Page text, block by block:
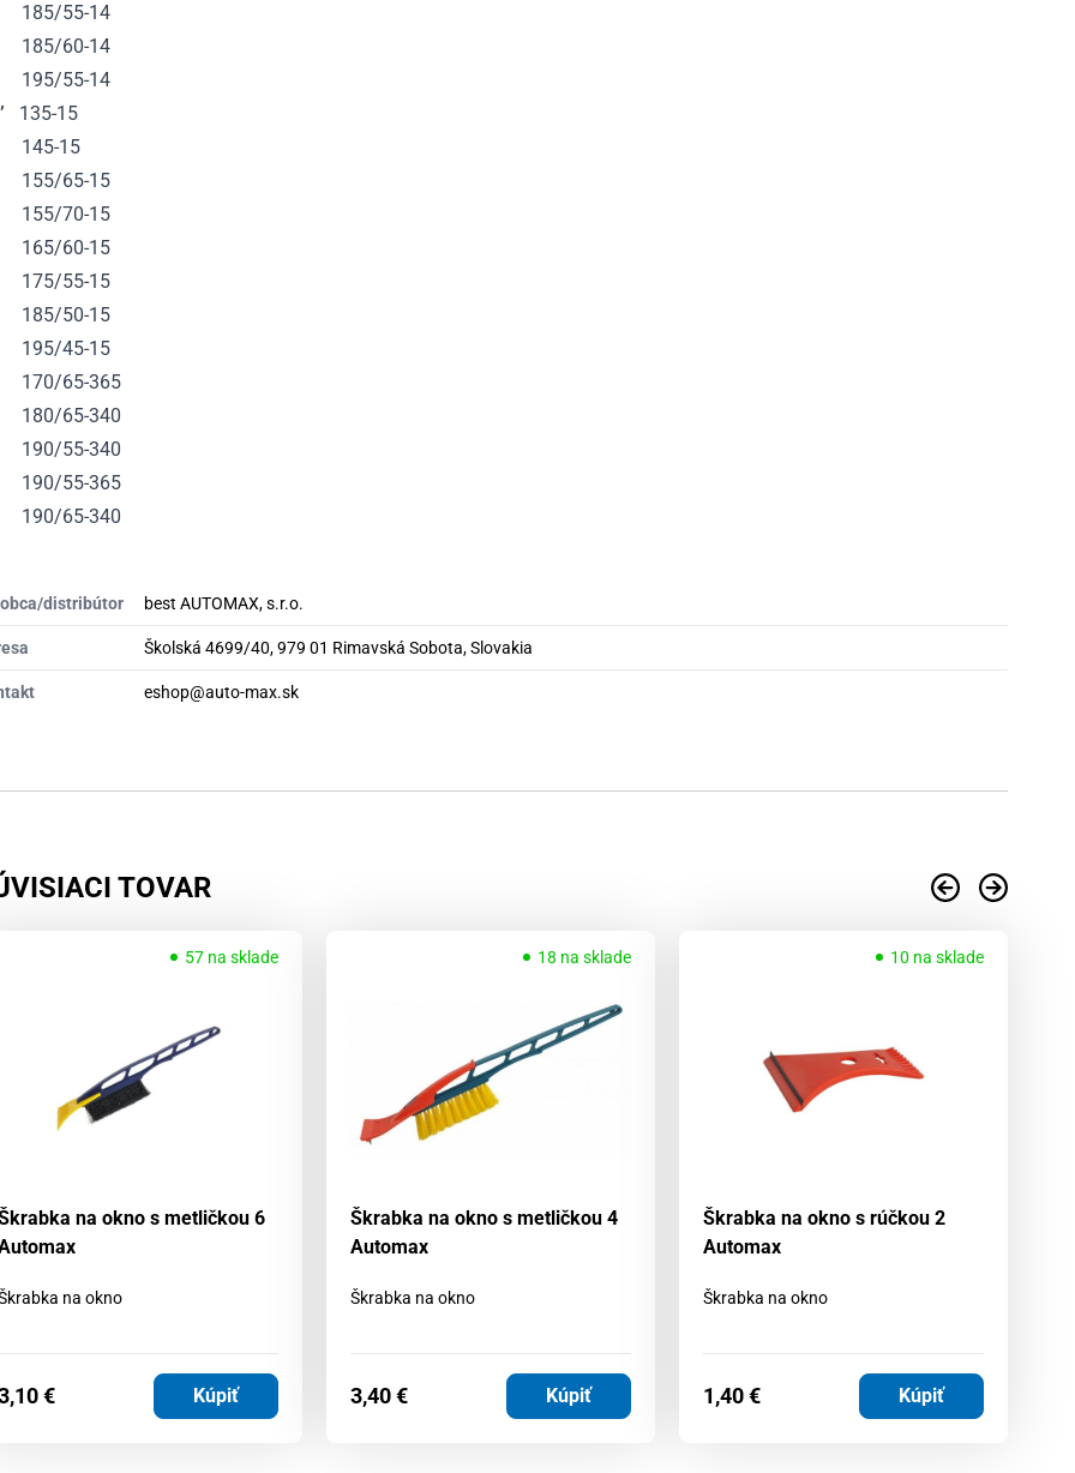
55-14
60-14
55-14
135-15
15
65-15
70-15
60-15
55-15
50-15
45-15
65-365
65-340
55-340
55-365
65-340
distribútor best AUTOMAX, s.r.o.
Školská 4699/40, 979 01 Rimavská Sobota, Slovakia
eshop@auto-max.sk
TOVAR
57 na sklade
na okno s metličkou 6
na okno
€ Kúpiť
18 na sklade
Škrabka na okno s metličkou 4
Automax
Škrabka na okno
3,40€ Kúpiť
10 na sklade
Škrabka na okno s rúčkou 2
Automax
Škrabka na okno
1,40€ Kúpiť